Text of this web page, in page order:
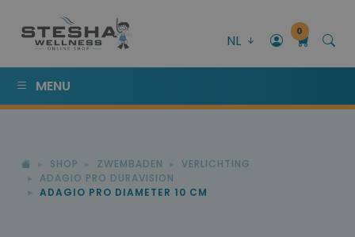
NL
0
MENU
SHOP ZWEMBADEN
VERLICHTING
ADAGIO PRO DURAVISION
ADAGIO PRO DIAMETER 10 CM